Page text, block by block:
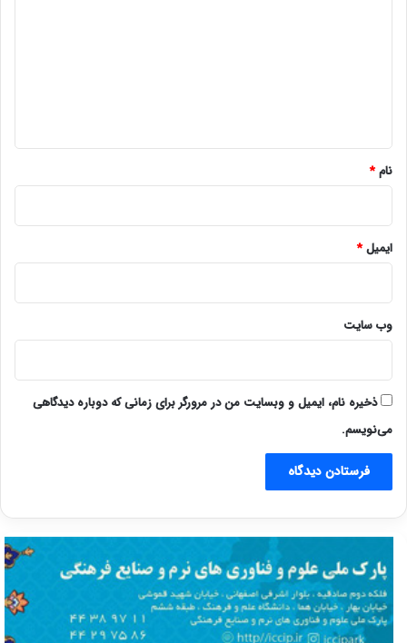
نام*
ایمیل*
وب‌ سایت
ذخیره نام، ایمیل و وبسایت من در مرورگر برای زمانی که دوباره دیدگاهی
می‌نویسم.